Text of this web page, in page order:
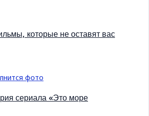
которые не оставят вас
сериала «Это море